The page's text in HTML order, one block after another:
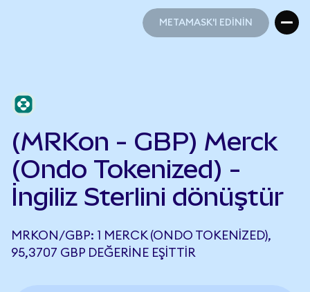
METAMASK'I EDİNİN
(MRKon - GBP) Merck
(Ondo Tokenized) -
İngiliz Sterlini dönüştür
MRKON/GBP: 1 MERCK (ONDO TOKENIZED),
95,3707 GBP DEĞERINE EŞITTIR